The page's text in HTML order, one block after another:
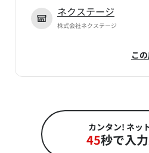
ネクステージ
株式会社ネクステージ
こ
カンタン! ネッ
45秒で入